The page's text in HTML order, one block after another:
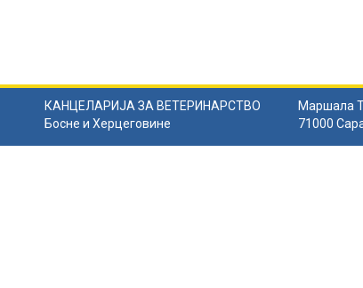
КАНЦЕЛАРИЈА ЗА ВЕТЕРИНАРСТВО
Босне и Херцеговине
Маршала
71000